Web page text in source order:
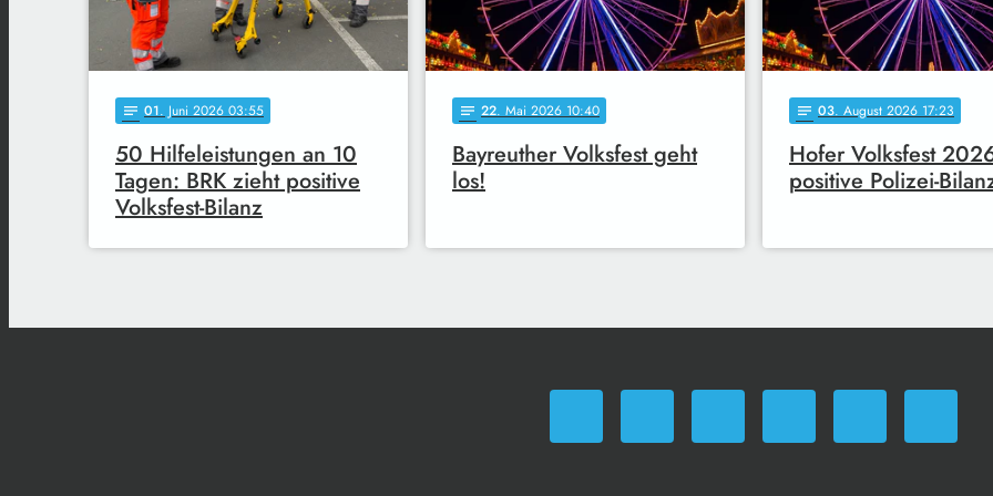
notes 01. Juni 2026 03:55
50 Hilfeleistungen an 10
Tagen: BRK zieht positive
Volksfest-Bilanz
notes 22. Mai 2026 10:40
Bayreuther Volksfest geht
los!
notes 03. August 2026 17:23
Hofer Volksfest
positive Polizei-